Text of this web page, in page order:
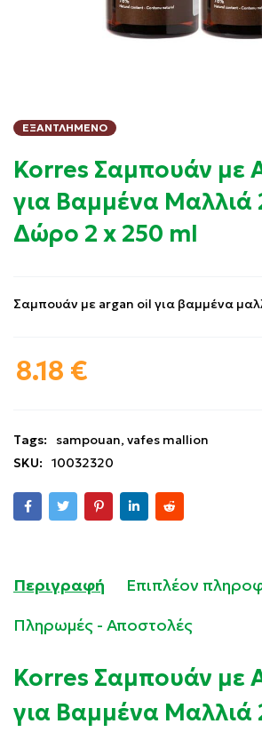
ΕΞΑΝΤΛΗΜΈΝΟ
Korres Σαμπουάν με
για Βαμμένα Μαλλιά
Δώρο 2 x 250 ml
Σαμπουάν με argan oil για βαμμένα
8.18 €
Tags: sampouan, vafes mallion
SKU:
10032320
Περιγραφή
Επιπλέον
Πληρωμές - Αποστολές
Korres Σαμπουάν με
για Βαμμένα Μαλλιά